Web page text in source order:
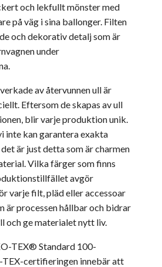
och lekfullt mönster med
på väg i sina ballonger. Filten
och dekorativ detalj som är
under
av återvunnen ull är
Eftersom de skapas av ull
blir varje produktion unik.
inte kan garantera exakta
är just detta som är charmen
Vilka färger som finns
avgör
varje filt, pläd eller accessoar
är processen hållbar och bidrar
och ge materialet nytt liv.
TEX® Standard 100-
certifieringen innebär att